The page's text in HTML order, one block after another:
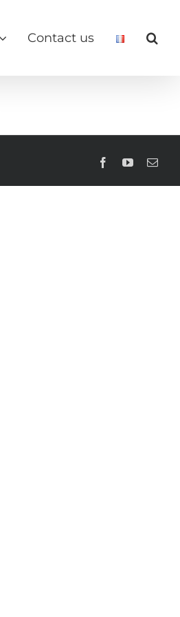
Contact us
FacebookYouTube